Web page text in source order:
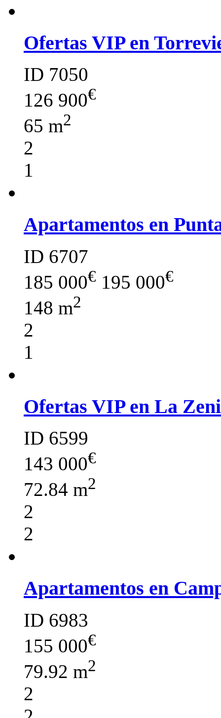
Ofertas VIP en
ID 7050
126 900€
65 m2
2
1
Apartamentos en
ID 6707
185 000€ 195 000€
148 m2
2
1
Ofertas VIP en La
ID 6599
143 000€
72.84 m2
2
2
Apartamentos en
ID 6983
155 000€
79.92 m2
2